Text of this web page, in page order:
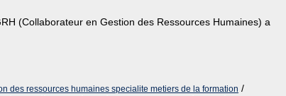
(Collaborateur en Gestion des Ressources Humaines) a
des ressources humaines specialite metiers de la formation /